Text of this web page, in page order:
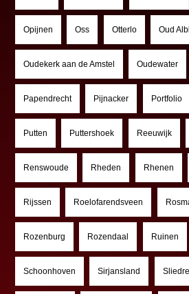
Opijnen Oss Otterlo Oud
Oudekerk aan de Amstel Oudewater
Papendrecht Pijnacker Portfolio
Putten Puttershoek Reeuwijk
Renswoude Rheden Rhenen
Rijssen Roelofarendsveen
Rozenburg Rozendaal Ruinen
Schoonhoven Sirjansland